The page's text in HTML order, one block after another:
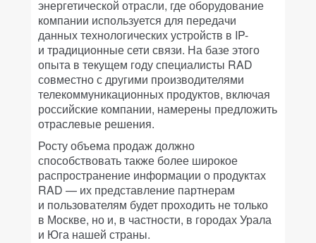
энергетической отрасли, где оборудование
компании используется для передачи
данных технологических устройств в IP-
и традиционные сети связи. На базе этого
опыта в текущем году специалисты RAD
совместно с другими производителями
телекоммуникационных продуктов, включая
российские компании, намерены предложить
отраслевые решения.
Росту объема продаж должно
способствовать также более широкое
распространение информации о продуктах
RAD — их представление партнерам
и пользователям будет проходить не только
в Москве, но и, в частности, в городах Урала
и Юга нашей страны.